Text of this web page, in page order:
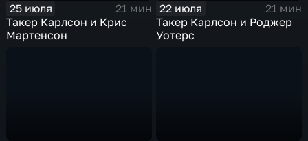
25 июля
21 мин
Такер Карлсон и Крис
Мартенсон
22 июля
21 мин
Такер Карлсон и Роджер
Уотерс